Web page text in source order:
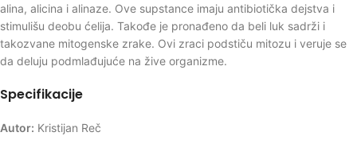
alina, alicina i alinaze. Ove supstance imaju antibiotička dejstva i
stimulišu deobu ćelija. Takođe je pronađeno da beli luk sadrži i
takozvane mitogenske zrake. Ovi zraci podstiču mitozu i veruje se
da deluju podmlađujuće na žive organizme.
Specifikacije
Autor: Kristijan Reč